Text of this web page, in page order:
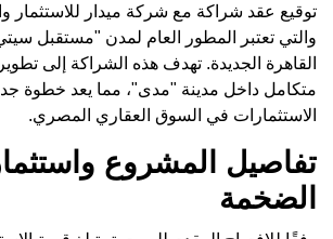
توقيع عقد شراكة مع شركة ميدار للاستثمار
والتي تعتبر المطور العام لمدن "مستقبل
القاهرة الجديدة. تهدف هذه الشراكة إلى
متكامل داخل مدينة "مدى"، مما يعد خطوة
الاستثمارات في السوق العقاري المصري.
تفاصيل المشروع
الضخمة